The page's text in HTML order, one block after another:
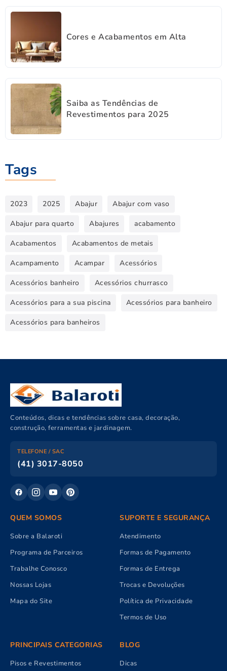
Cores e Acabamentos em Alta
Saiba as Tendências de
Revestimentos para 2025
Tags
2023 2025 Abajur Abajur com vaso
Abajur para quarto Abajures acabamento
Acabamentos Acabamentos de metais
Acampamento Acampar Acessórios
Acessórios banheiro Acessórios churrasco
Acessórios para a sua piscina Acessórios para banheiro
Acessórios para banheiros
Conteúdos, dicas e tendências sobre casa, decoração,
construção, ferramentas e jardinagem.
TELEFONE / SAC
(41) 3017-8050
QUEM SOMOS
Sobre a Balaroti
Programa de Parceiros
Trabalhe Conosco
Nossas Lojas
Mapa do Site
SUPORTE E SEGURANÇA
Atendimento
Formas de Pagamento
Formas de Entrega
Trocas e Devoluções
Política de Privacidade
Termos de Uso
PRINCIPAIS CATEGORIAS
Pisos e Revestimentos
BLOG
Dicas